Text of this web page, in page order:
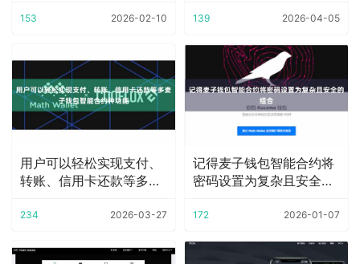
153 2026-02-10 139 2026-04-05
用户可以轻松实现支付、
转账、信用卡还款等多麦
234 2026-03-27
记得麦子钱包智能合约将
密码设置为复杂且安全的
172 2026-01-07